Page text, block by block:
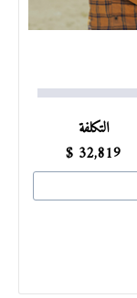
التكلفة
32,819
$